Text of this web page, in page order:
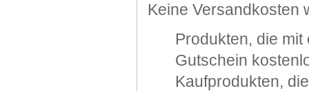
Keine Versandkosten
Produkten, die
Gutschein
Kaufprodukten,